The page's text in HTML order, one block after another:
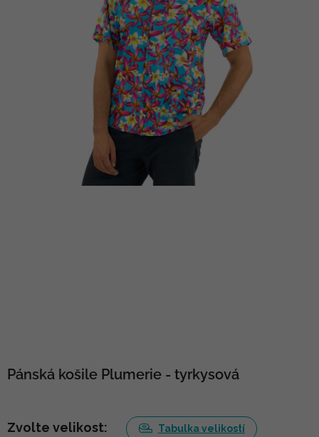
Pánská košile Plumerie - tyrkysová
Zvolte velikost: Tabulka velikostí